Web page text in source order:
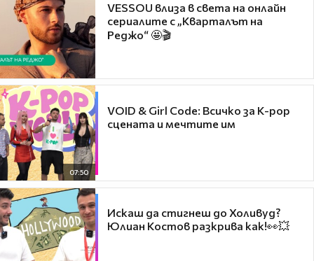
VESSOU влиза в света на онлайн
сериалите с „Кварталът на
Реджо“ 🤩🎬
07:50
VOID & Girl Code: Всичко за K-pop
сцената и мечтите им
Искаш да стигнеш до Холивуд?
Юлиан Костов разкрива как!👀💥